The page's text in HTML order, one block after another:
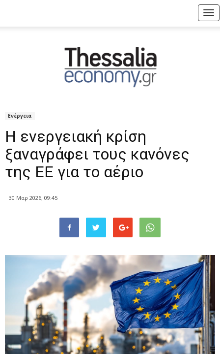
Ενέργεια
Η ενεργειακή κρίση
ξαναγράφει τους κανόνες
της ΕΕ για το αέριο
30 Μαρ 2026, 09:45